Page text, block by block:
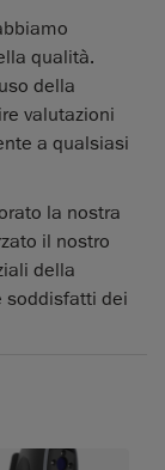
qualità.
della
valutazioni
a qualsiasi
la nostra
il nostro
della
soddisfatti dei